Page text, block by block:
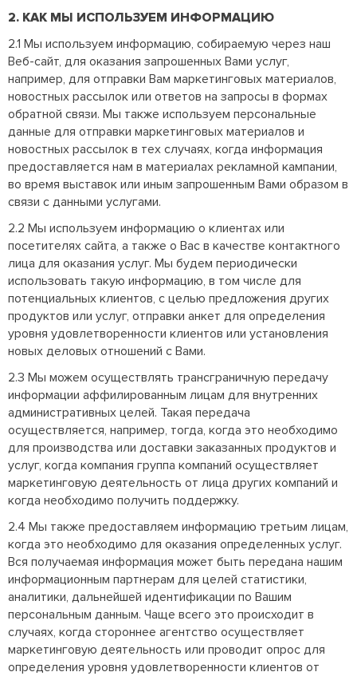
2. КАК МЫ ИСПОЛЬЗУЕМ ИНФОРМАЦИЮ
2.1 Мы используем информацию, собираемую через наш
Веб-сайт, для оказания запрошенных Вами услуг,
например, для отправки Вам маркетинговых материалов,
новостных рассылок или ответов на запросы в формах
обратной связи. Мы также используем персональные
данные для отправки маркетинговых материалов и
новостных рассылок в тех случаях, когда информация
предоставляется нам в материалах рекламной кампании,
во время выставок или иным запрошенным Вами образом в
связи с данными услугами.
2.2 Мы используем информацию о клиентах или
посетителях сайта, а также о Вас в качестве контактного
лица для оказания услуг. Мы будем периодически
использовать такую информацию, в том числе для
потенциальных клиентов, с целью предложения других
продуктов или услуг, отправки анкет для определения
уровня удовлетворенности клиентов или установления
новых деловых отношений с Вами.
2.3 Мы можем осуществлять трансграничную передачу
информации аффилированным лицам для внутренних
административных целей. Такая передача
осуществляется, например, тогда, когда это необходимо
для производства или доставки заказанных продуктов и
услуг, когда компания группа компаний осуществляет
маркетинговую деятельность от лица других компаний и
когда необходимо получить поддержку.
2.4 Мы также предоставляем информацию третьим лицам,
когда это необходимо для оказания определенных услуг.
Вся получаемая информация может быть передана нашим
информационным партнерам для целей статистики,
аналитики, дальнейшей идентификации по Вашим
персональным данным. Чаще всего это происходит в
случаях, когда стороннее агентство осуществляет
маркетинговую деятельность или проводит опрос для
определения уровня удовлетворенности клиентов от